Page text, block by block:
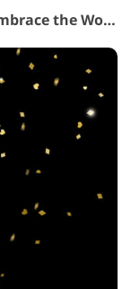
Zlaté překrytí pro Photoshop #23 "Embrace the World"